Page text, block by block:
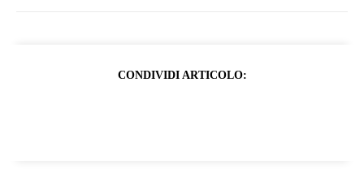
CONDIVIDI ARTICOLO: